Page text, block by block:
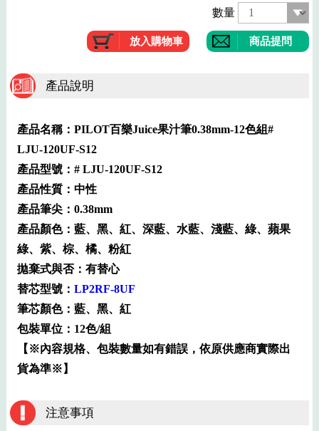
數量
商品提問
產品說明
產品名稱：PILOT百樂Juice果汁筆0.38mm-12色組#
LJU-120UF-S12
產品型號：# LJU-120UF-S12
產品性質：中性
產品筆尖：0.38mm
產品顏色：藍、黑、紅、深藍、水藍、淺藍、綠、蘋果
綠、紫、棕、橘、粉紅
拋棄式與否：有替心
替芯型號：LP2RF-8UF
筆芯顏色：藍、黑、紅
包裝單位：12色/組
【※內容規格、包裝數量如有錯誤，依原供應商實際出
貨為準※】
注意事項